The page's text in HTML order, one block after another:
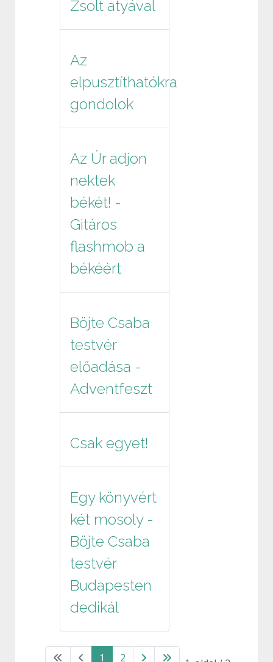
Zsolt atyával
Az
elpusztíthatókra
gondolok
Az Úr adjon
nektek
békét! -
Gitáros
flashmob a
békéért
Böjte Csaba
testvér
előadása -
Adventfeszt
Csak egyet!
Egy könyvért
két mosoly -
Böjte Csaba
testvér
Budapesten
dedikál
1 2